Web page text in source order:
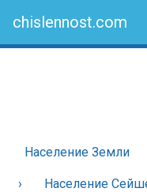
chislennost.com
Население Земли
Население